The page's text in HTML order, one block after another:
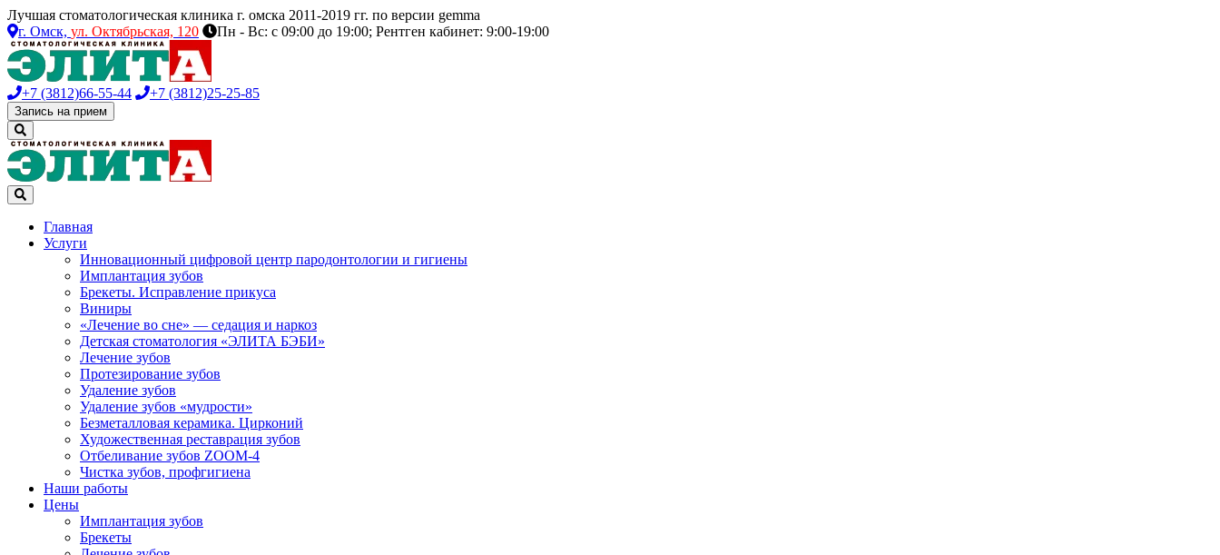
Лучшая стоматологическая клиника г. омска 2011-2019 гг. по версии gemma
г. Омск, ул. Октябрьская, 120 Пн - Вс: с 09:00 до 19:00; Рентген кабинет: 9:00-19:00
+7 (3812)66-55-44 +7 (3812)25-25-85
Запись на прием
Главная
Услуги
Инновационный цифровой центр пародонтологии и гигиены
Имплантация зубов
Брекеты. Исправление прикуса
Виниры
«Лечение во сне» — седация и наркоз
Детская стоматология «ЭЛИТА БЭБИ»
Лечение зубов
Протезирование зубов
Удаление зубов
Удаление зубов «мудрости»
Безметалловая керамика. Цирконий
Художественная реставрация зубов
Отбеливание зубов ZOOM-4
Чистка зубов, профгигиена
Наши работы
Цены
Имплантация зубов
Брекеты